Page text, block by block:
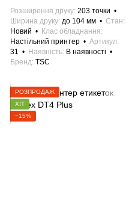
Розширення друку 203 точки
Ширина друку до 104 мм
Стан
Новий
Клас обладнання
Настільний принтер
Артикул
31
Наявність В наявності
Бренд TSC
РОЗПРОДАЖ
ХІТ
−15%